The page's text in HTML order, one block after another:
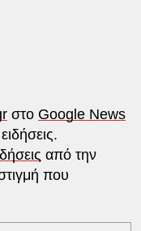
στο Google News
από την
που